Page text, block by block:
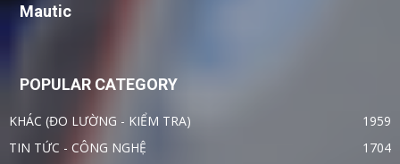
Mautic
POPULAR CATEGORY
KHÁC (ĐO LƯỜNG - KIỂM TRA)
1959
TIN TỨC - CÔNG NGHỆ
1704